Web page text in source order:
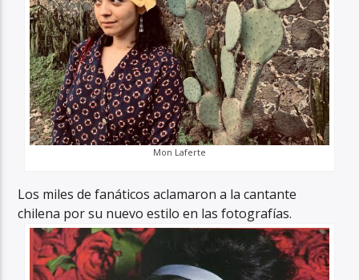
Mon Laferte
Los miles de fanáticos aclamaron a la cantante
chilena por su nuevo estilo en las fotografías.